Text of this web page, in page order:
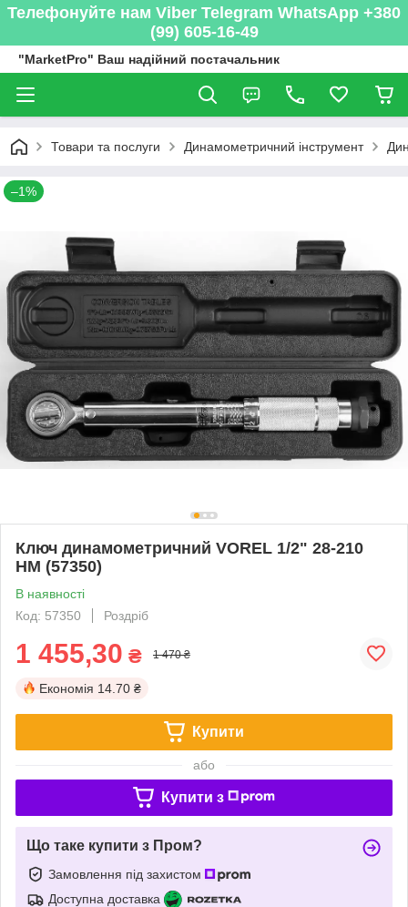
Телефонуйте нам Viber Telegram WhatsApp +380
(99) 605-16-49
"MarketPro" Ваш надійний постачальник
Товари та послуги Динамометричний інструмент
–1%
Ключ динамометричний VOREL 1/2" 28-210
НМ (57350)
В наявності
Код: 57350
Роздріб
1 455,30 ₴ 1 470 ₴
Економія 14.70 ₴
Купити
або
Купити з
Що таке купити з Пром?
Замовлення під захистом
Доступна доставка